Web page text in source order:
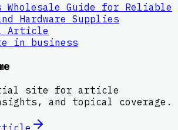
Wholesale Guide for Reliable
Hardware Supplies
Article
in business
site for article
and topical coverage.